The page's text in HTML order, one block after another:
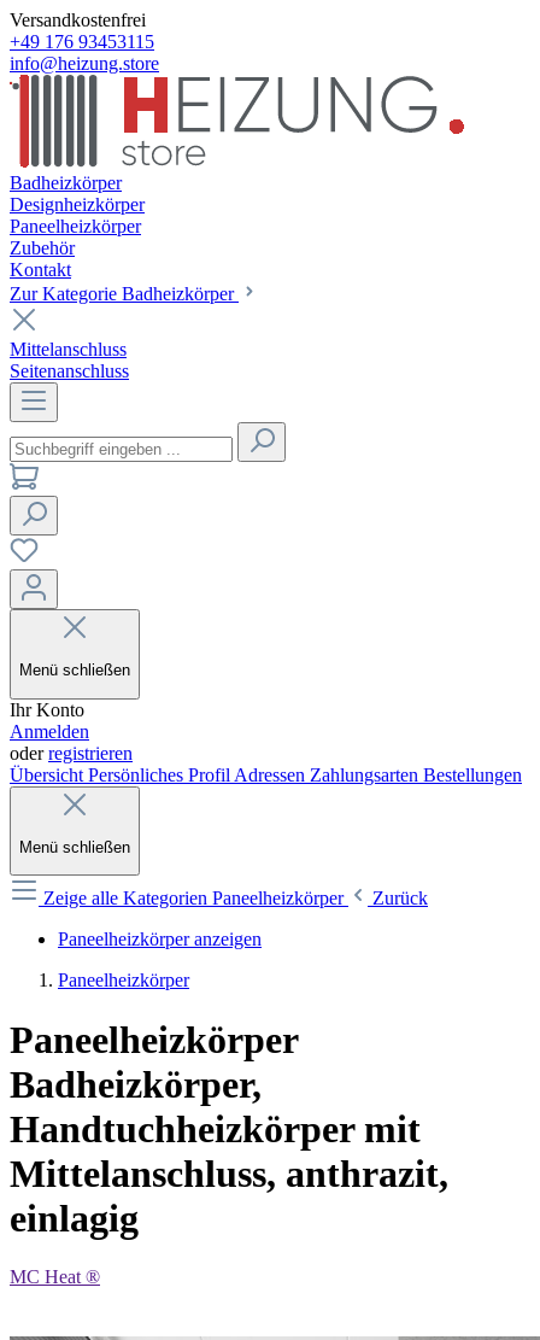
Versandkostenfrei
+49 176 93453115
info@heizung.store
Badheizkörper
Designheizkörper
Paneelheizkörper
Zubehör
Kontakt
Zur Kategorie Badheizkörper
Mittelanschluss
Seitenanschluss
Menü schließen
Ihr Konto
Anmelden
oderregistrieren
Übersicht Persönliches Profil Adressen Zahlungsarten Bestellungen
Menü schließen
Zeige alle Kategorien Paneelheizkörper
Zurück
Paneelheizkörper anzeigen
Paneelheizkörper
Paneelheizkörper
Badheizkörper,
Handtuchheizkörper mit
Mittelanschluss, anthrazit,
einlagig
MC Heat ®